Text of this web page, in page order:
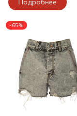
Подробнее
-65%